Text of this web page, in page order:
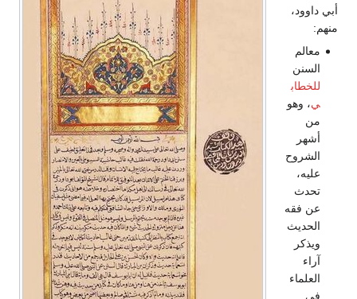
أبي داوود،
منهم:
معالم
السنن
للخطاب
ي، وهو
من
أشهر
الشروح
عليه،
تحدث
عن فقه
الحديث
ويذكر
آراء
العلماء
في